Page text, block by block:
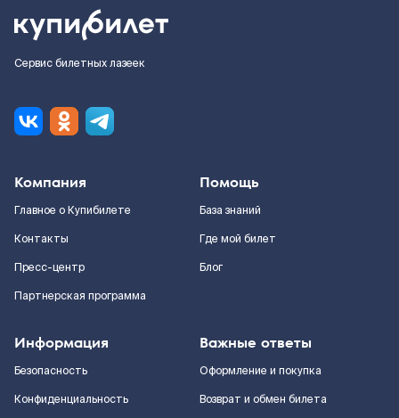
Сервис билетных лазеек
Компания
Главное о Купибилете
Контакты
Пресс-центр
Партнерская программа
Помощь
База знаний
Где мой билет
Блог
Информация
Безопасность
Конфиденциальность
Важные ответы
Оформление и покупка
Возврат и обмен билета